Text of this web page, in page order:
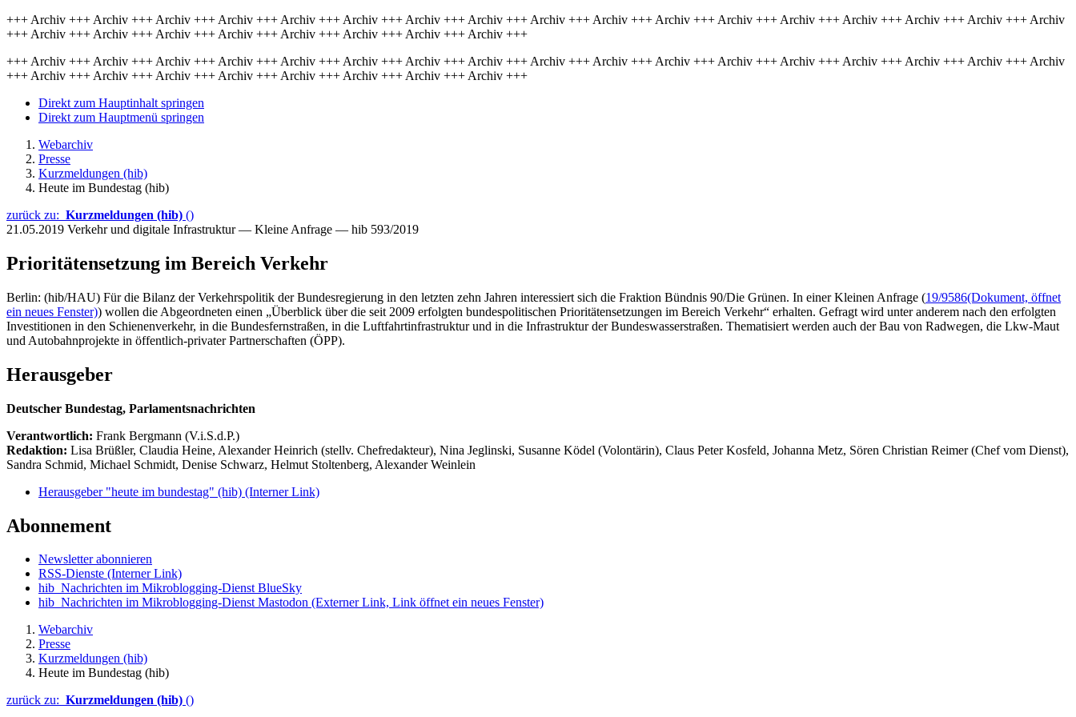
+++ Archiv +++ Archiv +++ Archiv +++ Archiv +++ Archiv +++ Archiv +++ Archiv +++ Archiv +++ Archiv +++ Archiv +++ Archiv +++ Archiv +++ Archiv +++ Archiv +++ Archiv +++ Archiv +++ Archiv
+++ Archiv +++ Archiv +++ Archiv +++ Archiv +++ Archiv +++ Archiv +++ Archiv +++ Archiv +++
+++ Archiv +++ Archiv +++ Archiv +++ Archiv +++ Archiv +++ Archiv +++ Archiv +++ Archiv +++ Archiv +++ Archiv +++ Archiv +++ Archiv +++ Archiv +++ Archiv +++ Archiv +++ Archiv +++ Archiv
+++ Archiv +++ Archiv +++ Archiv +++ Archiv +++ Archiv +++ Archiv +++ Archiv +++ Archiv +++
Direkt zum Hauptinhalt springen
Direkt zum Hauptmenü springen
Webarchiv
Presse
Kurzmeldungen (hib)
Heute im Bundestag (hib)
zurück zu: Kurzmeldungen (hib) ()
21.05.2019 Verkehr und digitale Infrastruktur — Kleine Anfrage — hib 593/2019
Prioritätensetzung im Bereich Verkehr
Berlin: (hib/HAU) Für die Bilanz der Verkehrspolitik der Bundesregierung in den letzten zehn Jahren interessiert sich die Fraktion Bündnis 90/Die Grünen. In einer Kleinen Anfrage (19/9586(Dokument, öffnet
ein neues Fenster)) wollen die Abgeordneten einen „Überblick über die seit 2009 erfolgten bundespolitischen Prioritätensetzungen im Bereich Verkehr“ erhalten. Gefragt wird unter anderem nach den erfolgten
Investitionen in den Schienenverkehr, in die Bundesfernstraßen, in die Luftfahrtinfrastruktur und in die Infrastruktur der Bundeswasserstraßen. Thematisiert werden auch der Bau von Radwegen, die Lkw-Maut
und Autobahnprojekte in öffentlich-privater Partnerschaften (ÖPP).
Herausgeber
Deutscher Bundestag, Parlamentsnachrichten
Verantwortlich: Frank Bergmann (V.i.S.d.P.)
Redaktion: Lisa Brüßler, Claudia Heine, Alexander Heinrich (stellv. Chefredakteur), Nina Jeglinski, Susanne Ködel (Volontärin), Claus Peter Kosfeld, Johanna Metz, Sören Christian Reimer (Chef vom Dienst),
Sandra Schmid, Michael Schmidt, Denise Schwarz, Helmut Stoltenberg, Alexander Weinlein
Herausgeber "heute im bundestag" (hib) (Interner Link)
Abonnement
Newsletter abonnieren
RSS-Dienste (Interner Link)
hib_Nachrichten im Mikroblogging-Dienst BlueSky
hib_Nachrichten im Mikroblogging-Dienst Mastodon (Externer Link, Link öffnet ein neues Fenster)
Webarchiv
Presse
Kurzmeldungen (hib)
Heute im Bundestag (hib)
zurück zu: Kurzmeldungen (hib) ()